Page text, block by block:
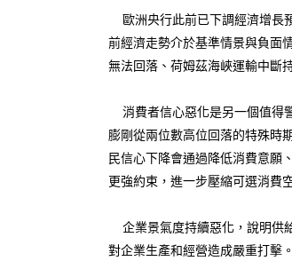
歐洲央行此前已下調經濟增長
前經濟走勢介於基準情景與負面
無法回落、荷姆茲海峽運輸中斷
消費者信心惡化是另一個值得
膨剛從兩位數高位回落的特殊時
民信心下降會通過降低消費意願
更強約束，進一步壓縮可選消費
企業景氣度持續惡化，說明供
對企業生產和經營造成嚴重打擊